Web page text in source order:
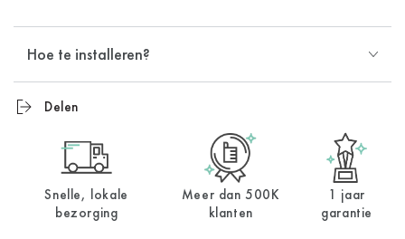
Hoe te installeren?
Delen
Snelle, lokale
bezorging
Meer dan 500K
klanten
1 jaar
garantie